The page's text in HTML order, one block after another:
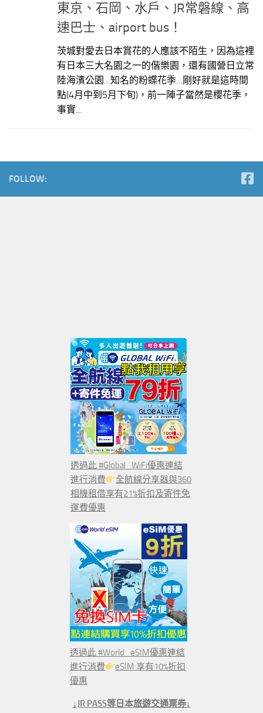
東京、石岡、水戶、JR常磐線、高
速巴士、airport bus！
茨城對愛去日本賞花的人應該不陌生，因為這裡
有日本三大名園之一的偕樂園，還有國營日立常
陸海濱公園…知名的粉蝶花季…剛好就是這時間
點(4月中到5月下旬)，前一陣子當然是櫻花季，
事實...
FOLLOW:
透過此 #Global_WiFi優惠連結
進行消費
全航線分享器與360
相機租借享有21%折扣及寄件免
運費優惠
透過此 #World_eSIM優惠連結
進行消費
eSIM 享有10%折扣
優惠
↓JR PASS等日本旅遊交通票券↓